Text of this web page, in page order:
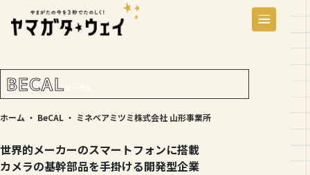
BECAL ビーカル
ホーム ・ BeCAL ・ ミネベアミツミ株式会社 山形事業所
世界的メーカーのスマートフォンに搭載
カメラの基幹部品を手掛ける開発型企業